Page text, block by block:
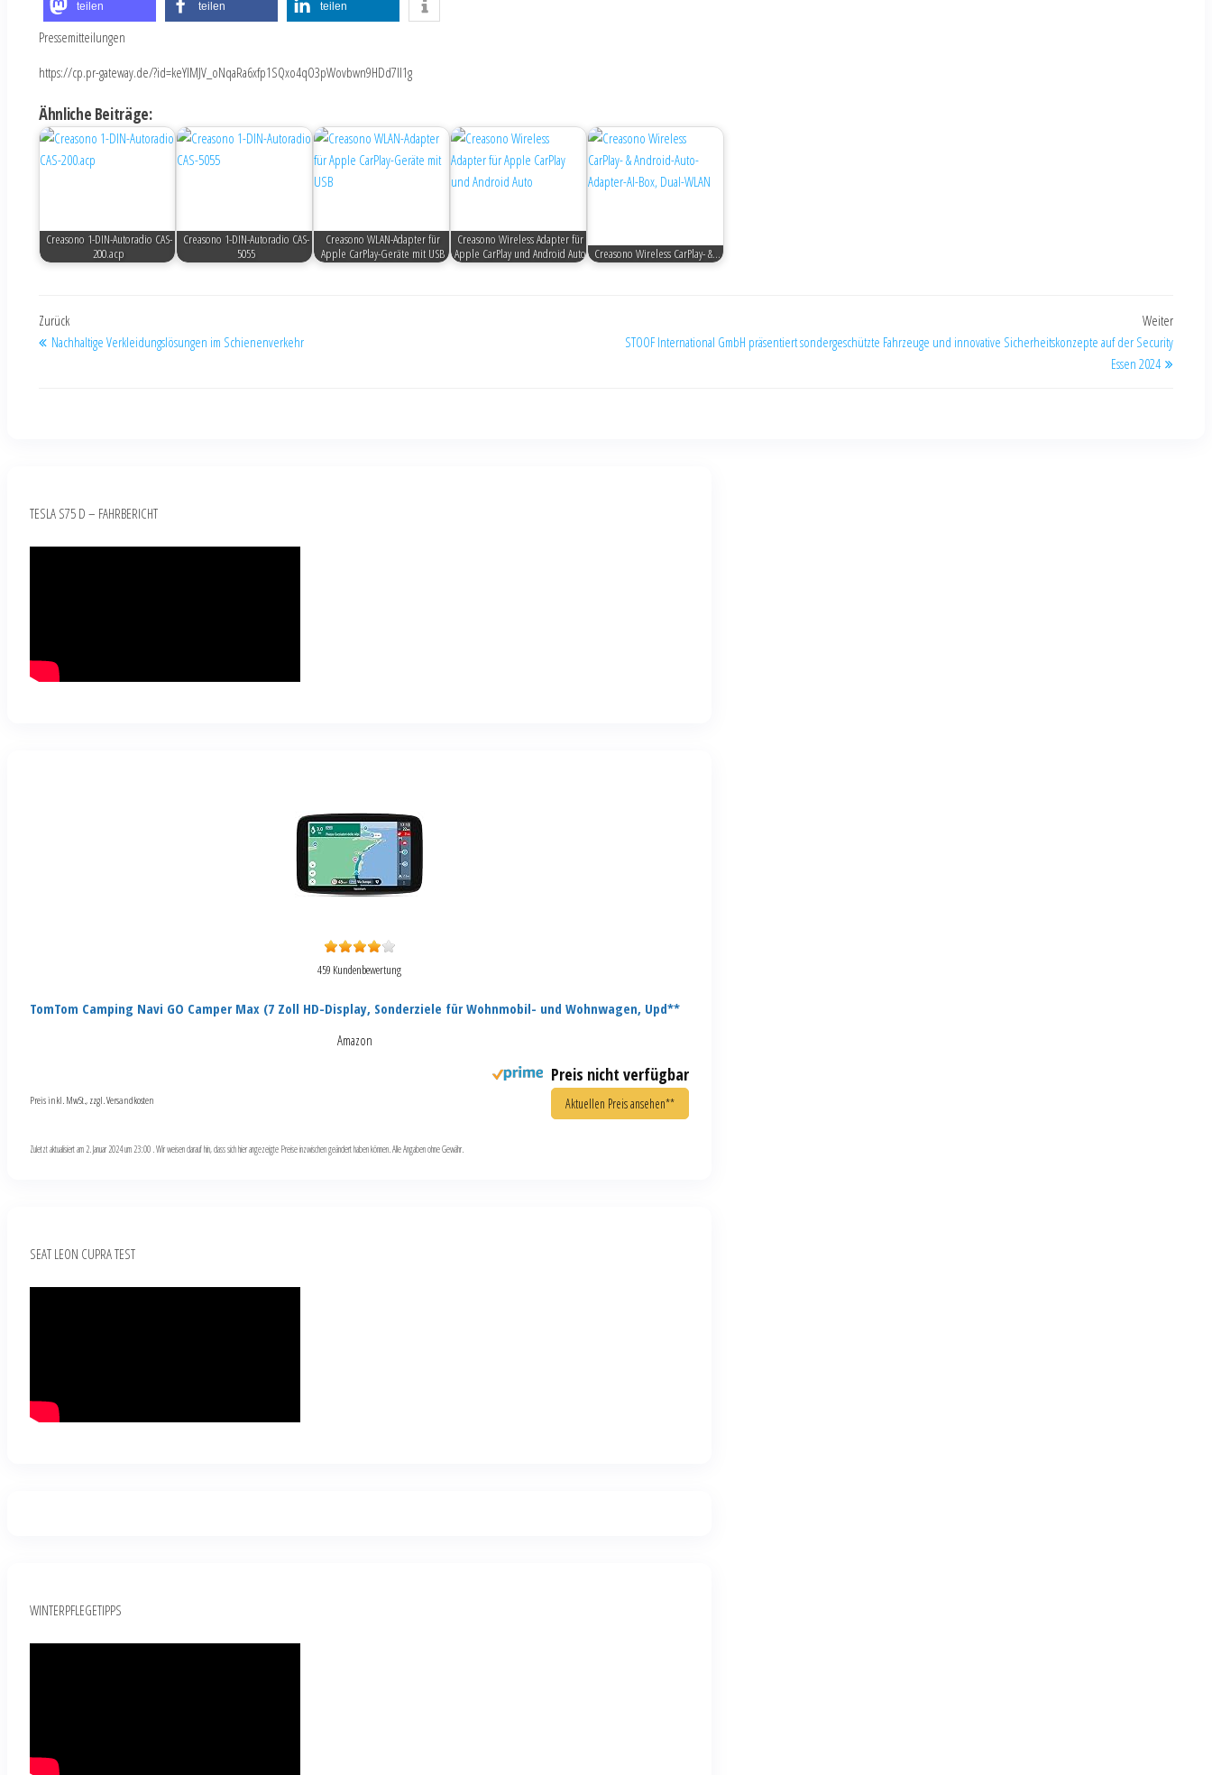
teilen teilen teilen
Pressemitteilungen
https://cp.pr-gateway.de/?id=keYlMJV_oNqaRa6xfp1SQxo4qO3pWovbwn9HDd7Il1g
Ähnliche Beiträge:
Creasono 1-DIN-Autoradio CAS-
200.acp
Creasono 1-DIN-Autoradio CAS-
5055
Creasono WLAN-Adapter für
Apple CarPlay-Geräte mit USB
Creasono Wireless Adapter für
Apple CarPlay und Android Auto Creasono Wireless CarPlay- &…
Zurück
Nachhaltige Verkleidungslösungen im Schienenverkehr
Weiter
STOOF International GmbH präsentiert sondergeschützte Fahrzeuge und innovative Sicherheitskonzepte auf der Security
Essen 2024
TESLA S75 D – FAHRBERICHT
459 Kundenbewertung
TomTom Camping Navi GO Camper Max (7 Zoll HD-Display, Sonderziele für Wohnmobil- und Wohnwagen, Upd**
Amazon
Preis nicht verfügbar
Aktuellen Preis ansehen**
Preis inkl. MwSt., zzgl. Versandkosten
Zuletzt aktualisiert am 2. Januar 2024 um 23:00 . Wir weisen darauf hin, dass sich hier angezeigte Preise inzwischen geändert haben können. Alle Angaben ohne Gewähr.
SEAT LEON CUPRA TEST
WINTERPFLEGETIPPS